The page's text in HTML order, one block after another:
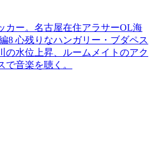
カー。名古屋在住アラサーOL海
8 心残りなハンガリー・ブダペス
の水位上昇、ルームメイトのアク
で音楽を聴く。